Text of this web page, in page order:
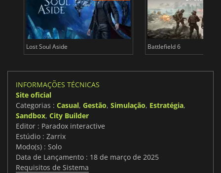
Lost Soul Aside Battlefield 6
INFORMAÇÕES TÉCNICAS
Site oficial
Categorias : Casual, Gestão, Simulação, Estratégia,
Sandbox, City Builder
Editor : Paradox interactive
Estúdio : Zarrix
Modo(s) : Solo
Data de Lançamento : 18 de março de 2025
Requisitos de Sistema